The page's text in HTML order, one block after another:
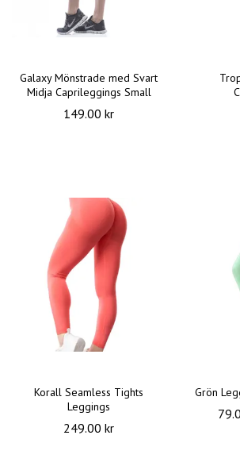
Galaxy Mönstrade med Svart
Midja Caprileggings Small
149.00 kr
Korall Seamless Tights
Leggings
249.00 kr
Grön